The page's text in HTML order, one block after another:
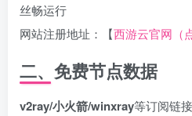
丝畅运行
网站注册地址：【西游云官网（
二、免费节点数据
v2ray/小火箭/winxray等订阅链